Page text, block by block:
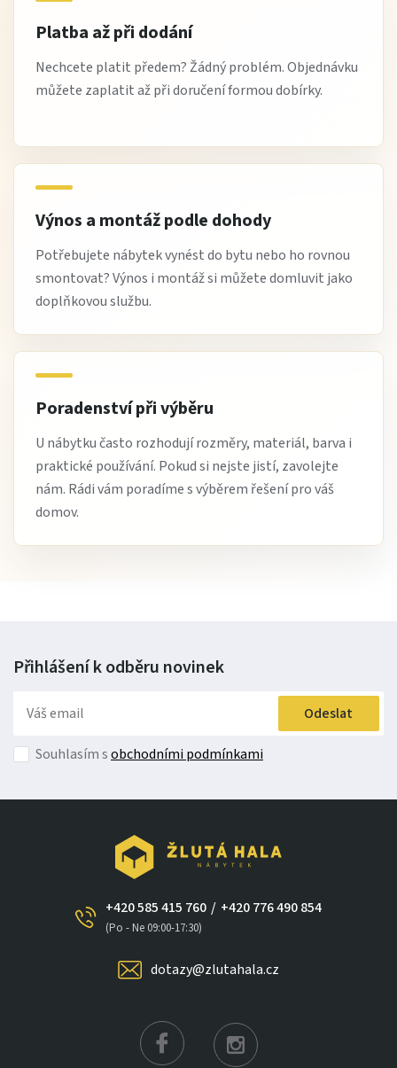
Platba až při dodání
Nechcete platit předem? Žádný problém. Objednávku
můžete zaplatit až při doručení formou dobírky.
Výnos a montáž podle dohody
Potřebujete nábytek vynést do bytu nebo ho rovnou
smontovat? Výnos i montáž si můžete domluvit jako
doplňkovou službu.
Poradenství při výběru
U nábytku často rozhodují rozměry, materiál, barva i
praktické používání. Pokud si nejste jistí, zavolejte
nám. Rádi vám poradíme s výběrem řešení pro váš
domov.
Přihlášení k odběru novinek
Odeslat
Souhlasím sobchodními podmínkami
+420 585 415 760
(Po - Ne 09:00-17:30)
/ +420 776 490 854
dotazy@zlutahala.cz